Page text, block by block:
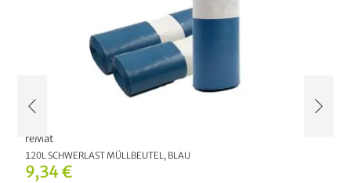
9,34 €
reMat
120L SCHWERLAST MÜLLBEUTEL, BLAU